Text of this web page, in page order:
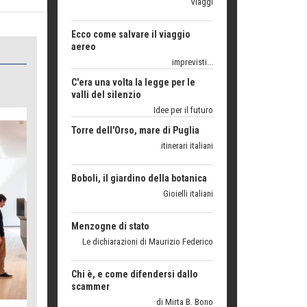
C'era una volta la legge per le
valli del silenzio
Idee per il futuro
Torre dell'Orso, mare di Puglia
Boboli, il giardino della botanica
Gioielli italiani
Menzogne di stato
Le dichiarazioni di Maurizio Federico
Chi è, e come difendersi dallo
scammer
Mio nonno, salvato dai russi